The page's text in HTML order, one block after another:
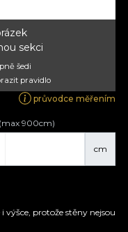
sekci
šedi
pravidlo
průvodce měřením
cm
900cm)
výšce, protože stěny nejsou